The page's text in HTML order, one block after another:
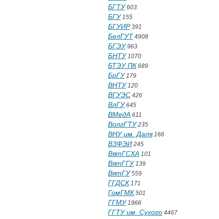
БГТУ603
БГУ155
БГУИР391
БелГУТ 4908
БГЭУ963
БНТУ1070
БТЭУ ПК 689
БрГУ179
ВНТУ120
ВГУЭС 426
ВлГУ645
ВМедА 611
ВолгГТУ235
ВНУ им. Даля166
ВЗФЭИ 245
ВятГСХА 101
ВятГГУ139
ВятГУ559
ГГДСК 171
ГомГМК 501
ГГМУ1966
ГГТУ им. Сухого 4467